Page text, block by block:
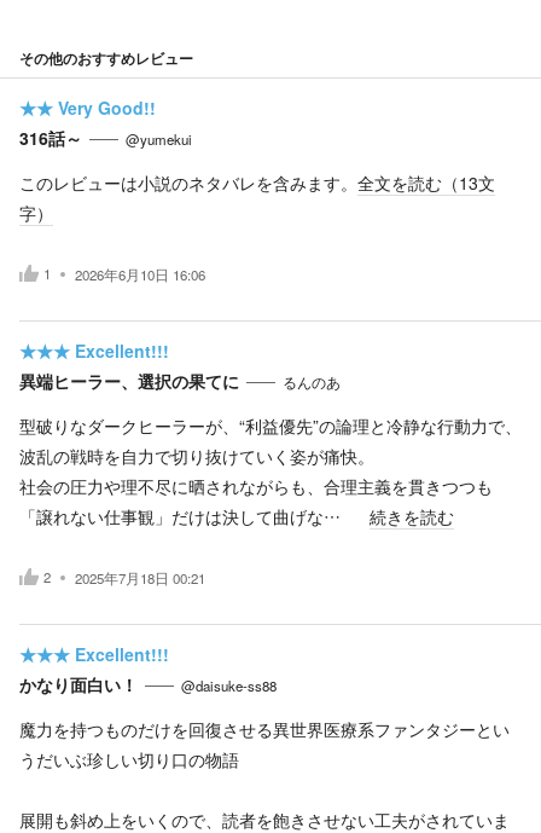
その他のおすすめレビュー
★★ Very Good!!
316話～
@yumekui
このレビューは小説のネタバレを含みます。 全文を読む（13文
字）
1 2026年6月10日 16:06
★★★ Excellent!!!
異端ヒーラー、選択の果てに
るんのあ
型破りなダークヒーラーが、“利益優先”の論理と冷静な行動力で、
波乱の戦時を自力で切り抜けていく姿が痛快。
社会の圧力や理不尽に晒されながらも、合理主義を貫きつつも
「譲れない仕事観」だけは決して曲げな…
続きを読む
2 2025年7月18日 00:21
★★★ Excellent!!!
かなり面白い！
@daisuke-ss88
魔力を持つものだけを回復させる異世界医療系ファンタジーとい
うだいぶ珍しい切り口の物語
展開も斜め上をいくので、読者を飽きさせない工夫がされていま